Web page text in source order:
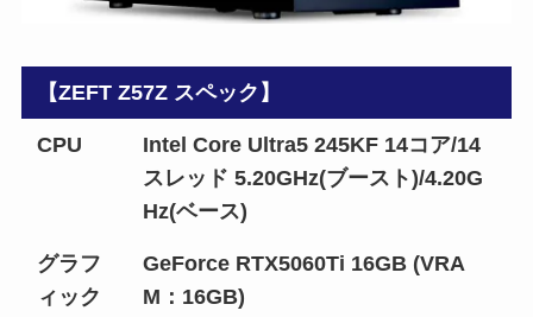
【ZEFT Z57Z スペック】
CPU
Intel Core Ultra5 245KF 14コア/14
スレッド 5.20GHz(ブースト)/4.20G
Hz(ベース)
グラフ
ィック
GeForce RTX5060Ti 16GB (VRA
M：16GB)